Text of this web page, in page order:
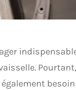
besoin